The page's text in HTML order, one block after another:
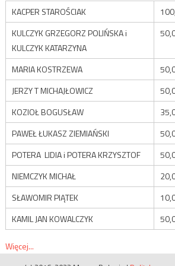
KACPER STAROŚCIAK
KULCZYK GRZEGORZ POLIŃSKA i
KULCZYK KATARZYNA
MARIA KOSTRZEWA
JERZY T MICHAJŁOWICZ
KOZIOŁ BOGUSŁAW
PAWEŁ ŁUKASZ ZIEMIAŃSKI
POTERA LIDIA i POTERA KRZYSZTOF
NIEMCZYK MICHAŁ
SŁAWOMIR PIĄTEK
KAMIL JAN KOWALCZYK
Więcej...